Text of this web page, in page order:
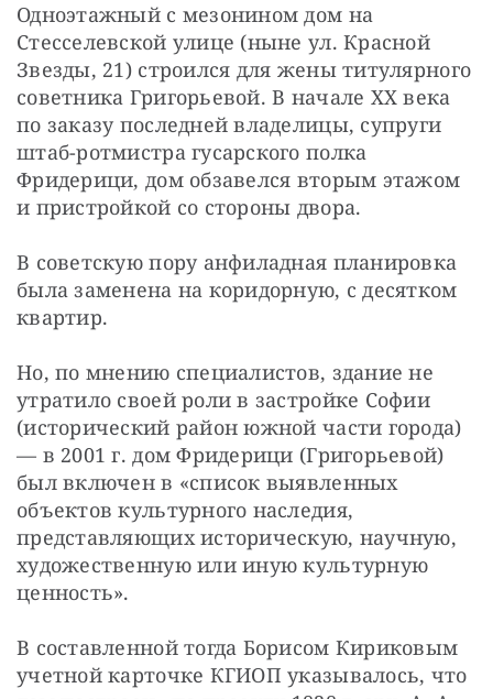
Одноэтажный с мезонином дом на
Стесселевской улице (ныне ул. Красной
Звезды, 21) строился для жены титулярного
советника Григорьевой. В начале ХХ века
по заказу последней владелицы, супруги
штаб-ротмистра гусарского полка
Фридерици, дом обзавелся вторым этажом
и пристройкой со стороны двора.
В советскую пору анфиладная планировка
была заменена на коридорную, с десятком
квартир.
Но, по мнению специалистов, здание не
утратило своей роли в застройке Софии
(исторический район южной части города)
— в 2001 г. дом Фридерици (Григорьевой)
был включен в «список выявленных
объектов культурного наследия,
представляющих историческую, научную,
художественную или иную культурную
ценность».
В составленной тогда Борисом Кириковым
учетной карточке КГИОП указывалось, что